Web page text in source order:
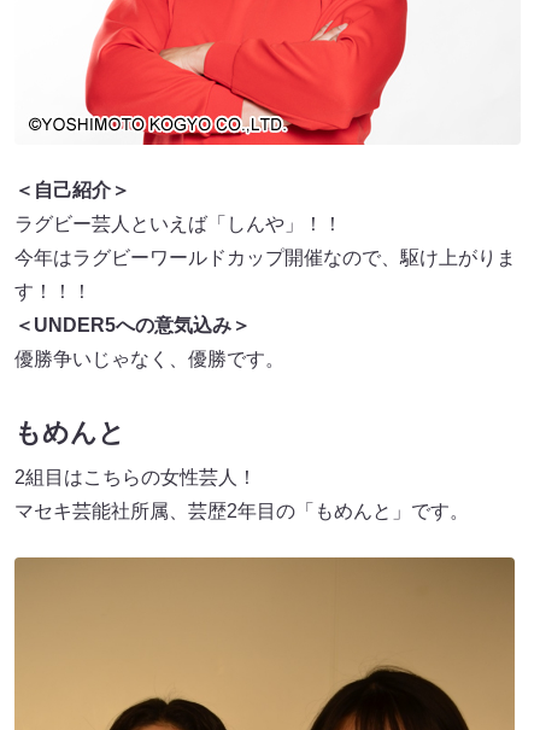
＜自己紹介＞
ラグビー芸人といえば「しんや」！！
今年はラグビーワールドカップ開催なので、駆け上がりま
す！！！
＜UNDER5への意気込み＞
優勝争いじゃなく、優勝です。
もめんと
2組目はこちらの女性芸人！
マセキ芸能社所属、芸歴2年目の「もめんと」です。